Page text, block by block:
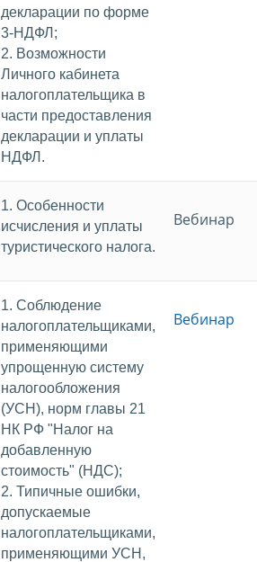
декларации по форме
3-НДФЛ;
2. Возможности
Личного кабинета
налогоплательщика в
части предоставления
декларации и уплаты
НДФЛ.
1. Особенности
исчисления и уплаты
туристического налога.
Вебинар
1. Соблюдение
налогоплательщиками,
применяющими
упрощенную систему
налогообложения
(УСН), норм главы 21
НК РФ "Налог на
добавленную
стоимость" (НДС);
2. Типичные ошибки,
допускаемые
налогоплательщиками,
применяющими УСН,
Вебинар